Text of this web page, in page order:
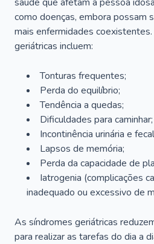
como doenças, embora possam
mais enfermidades
geriátricas incluem:
Tonturas frequentes;
Perda do equilíbrio;
Tendência a quedas;
Dificuldades para caminhar;
Incontinência urinária e
Lapsos de memória;
Perda da capacidade de
Iatrogenia (complicações
inadequado ou excessivo de
As síndromes geriátricas
para realizar as tarefas do dia a